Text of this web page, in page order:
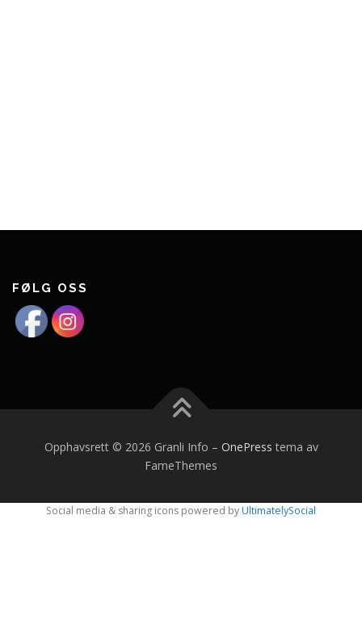
FØLG OSS
Opphavsrett © 2026 Granli Info – OnePress tema av
FameThemes
Social media & sharing icons powered byUltimatelySocial